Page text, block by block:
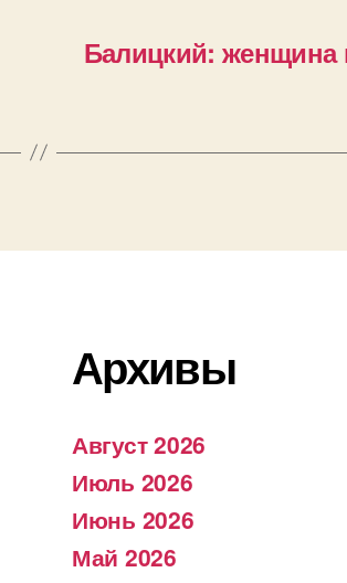
Балицкий: женщина
Архивы
Август 2026
Июль 2026
Июнь 2026
Май 2026